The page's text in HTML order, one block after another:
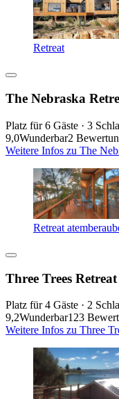
Retreat
The Nebraska
Platz für 6 Gäste · 3
9,0Wunderbar2
Weitere Infos zu The
Retreat
Three Trees
Platz für 4 Gäste · 2
9,2Wunderbar123
Weitere Infos zu Three